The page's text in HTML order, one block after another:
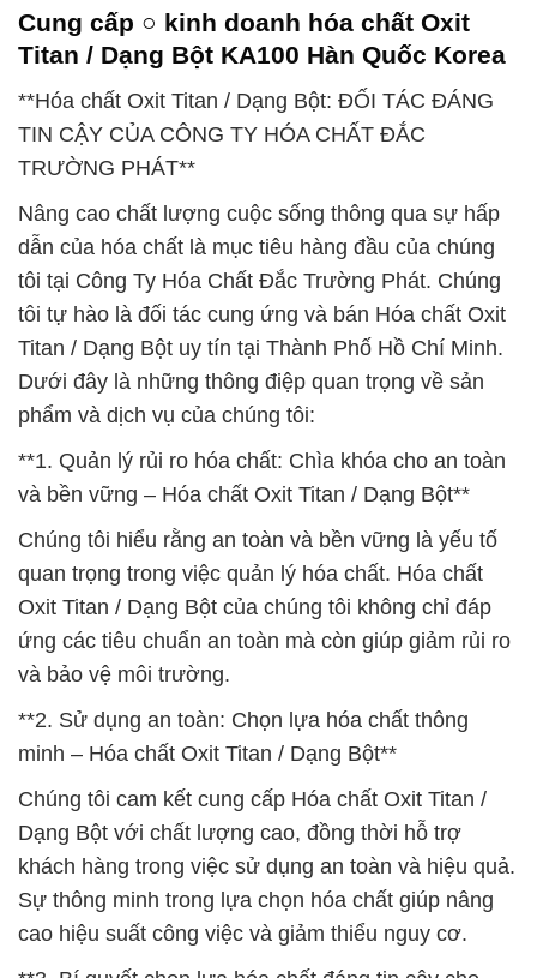
Cung cấp ○ kinh doanh hóa chất Oxit
Titan / Dạng Bột KA100 Hàn Quốc Korea
**Hóa chất Oxit Titan / Dạng Bột: ĐỐI TÁC ĐÁNG
TIN CẬY CỦA CÔNG TY HÓA CHẤT ĐẮC
TRƯỜNG PHÁT**
Nâng cao chất lượng cuộc sống thông qua sự hấp
dẫn của hóa chất là mục tiêu hàng đầu của chúng
tôi tại Công Ty Hóa Chất Đắc Trường Phát. Chúng
tôi tự hào là đối tác cung ứng và bán Hóa chất Oxit
Titan / Dạng Bột uy tín tại Thành Phố Hồ Chí Minh.
Dưới đây là những thông điệp quan trọng về sản
phẩm và dịch vụ của chúng tôi:
**1. Quản lý rủi ro hóa chất: Chìa khóa cho an toàn
và bền vững – Hóa chất Oxit Titan / Dạng Bột**
Chúng tôi hiểu rằng an toàn và bền vững là yếu tố
quan trọng trong việc quản lý hóa chất. Hóa chất
Oxit Titan / Dạng Bột của chúng tôi không chỉ đáp
ứng các tiêu chuẩn an toàn mà còn giúp giảm rủi ro
và bảo vệ môi trường.
**2. Sử dụng an toàn: Chọn lựa hóa chất thông
minh – Hóa chất Oxit Titan / Dạng Bột**
Chúng tôi cam kết cung cấp Hóa chất Oxit Titan /
Dạng Bột với chất lượng cao, đồng thời hỗ trợ
khách hàng trong việc sử dụng an toàn và hiệu quả.
Sự thông minh trong lựa chọn hóa chất giúp nâng
cao hiệu suất công việc và giảm thiểu nguy cơ.